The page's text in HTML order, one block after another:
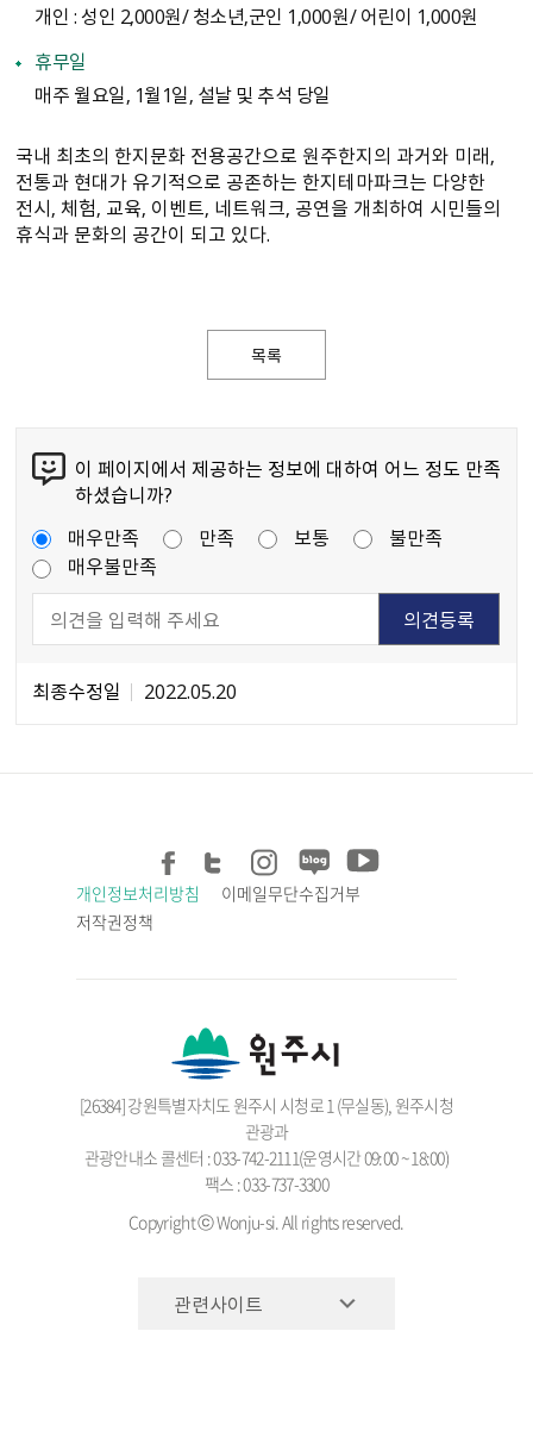
개인 : 성인 2,000원/ 청소년,군인 1,000원/ 어린이 1,000원
휴무일
매주 월요일, 1월1일, 설날 및 추석 당일
국내 최초의 한지문화 전용공간으로 원주한지의 과거와 미래,
전통과 현대가 유기적으로 공존하는 한지테마파크는 다양한
전시, 체험, 교육, 이벤트, 네트워크, 공연을 개최하여 시민들의
휴식과 문화의 공간이 되고 있다.
목록
이 페이지에서 제공하는 정보에 대하여 어느 정도 만족
하셨습니까?
매우만족
만족 보통
불만족
매우불만족
최종수정일 2022.05.20
개인정보처리방침
이메일무단수집거부
저작권정책
[26384] 강원특별자치도 원주시 시청로 1 (무실동), 원주시청
관광과
관광안내소 콜센터 : 033-742-2111(운영시간 09:00 ~ 18:00)
팩스 : 033-737-3300
Copyright ⓒ Wonju-si. All rights reserved.
관련사이트